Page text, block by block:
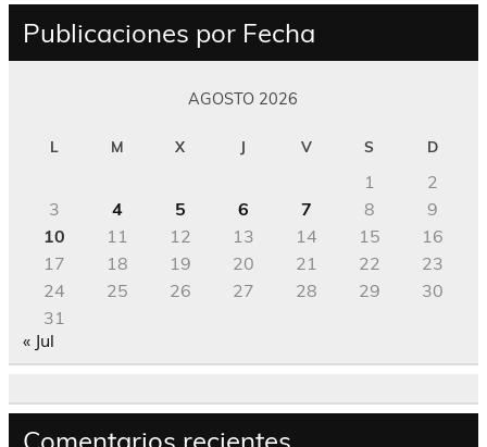
Publicaciones por Fecha
AGOSTO 2026
L M X J V S D
1
2
3
4 5 6 7 8
9
10
11 12 13 14 15
16
17
18 19 20 21 22
23
24
25 26 27 28 29
30
31
« Jul